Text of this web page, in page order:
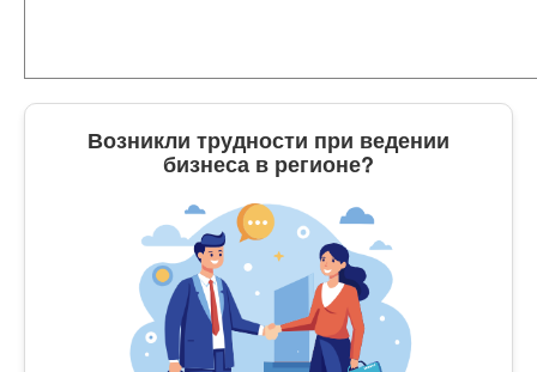
Возникли трудности при ведении
бизнеса в регионе?